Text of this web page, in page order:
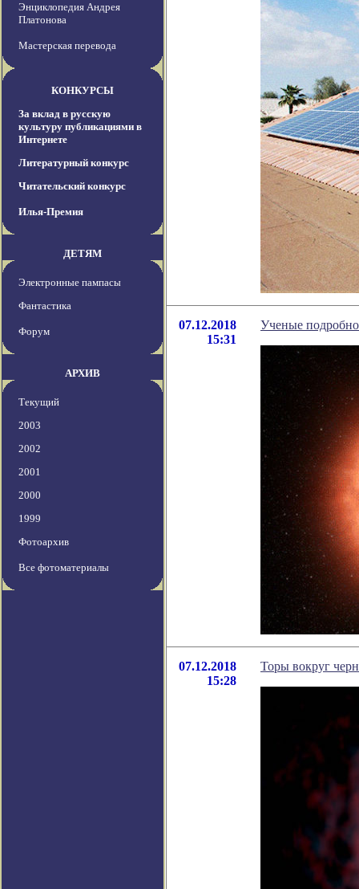
Энциклопедия Андрея
Платонова
Мастерская перевода
КОНКУРСЫ
За вклад в русскую
культуру публикациями в
Интернете
Литературный конкурс
Читательский конкурс
Илья-Премия
ДЕТЯМ
Электронные пампасы
Фантастика
Форум
АРХИВ
Текущий
2003
2002
2001
2000
1999
Фотоархив
Все фотоматериалы
07.12.2018
15:31
Ученые
07.12.2018
15:28
Торы вокруг